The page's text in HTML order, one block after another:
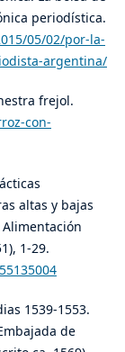
periodística.
05/02/por-la-
argentina/
frejol.
con-
altas y bajas
1-29.
1539-1553.
de